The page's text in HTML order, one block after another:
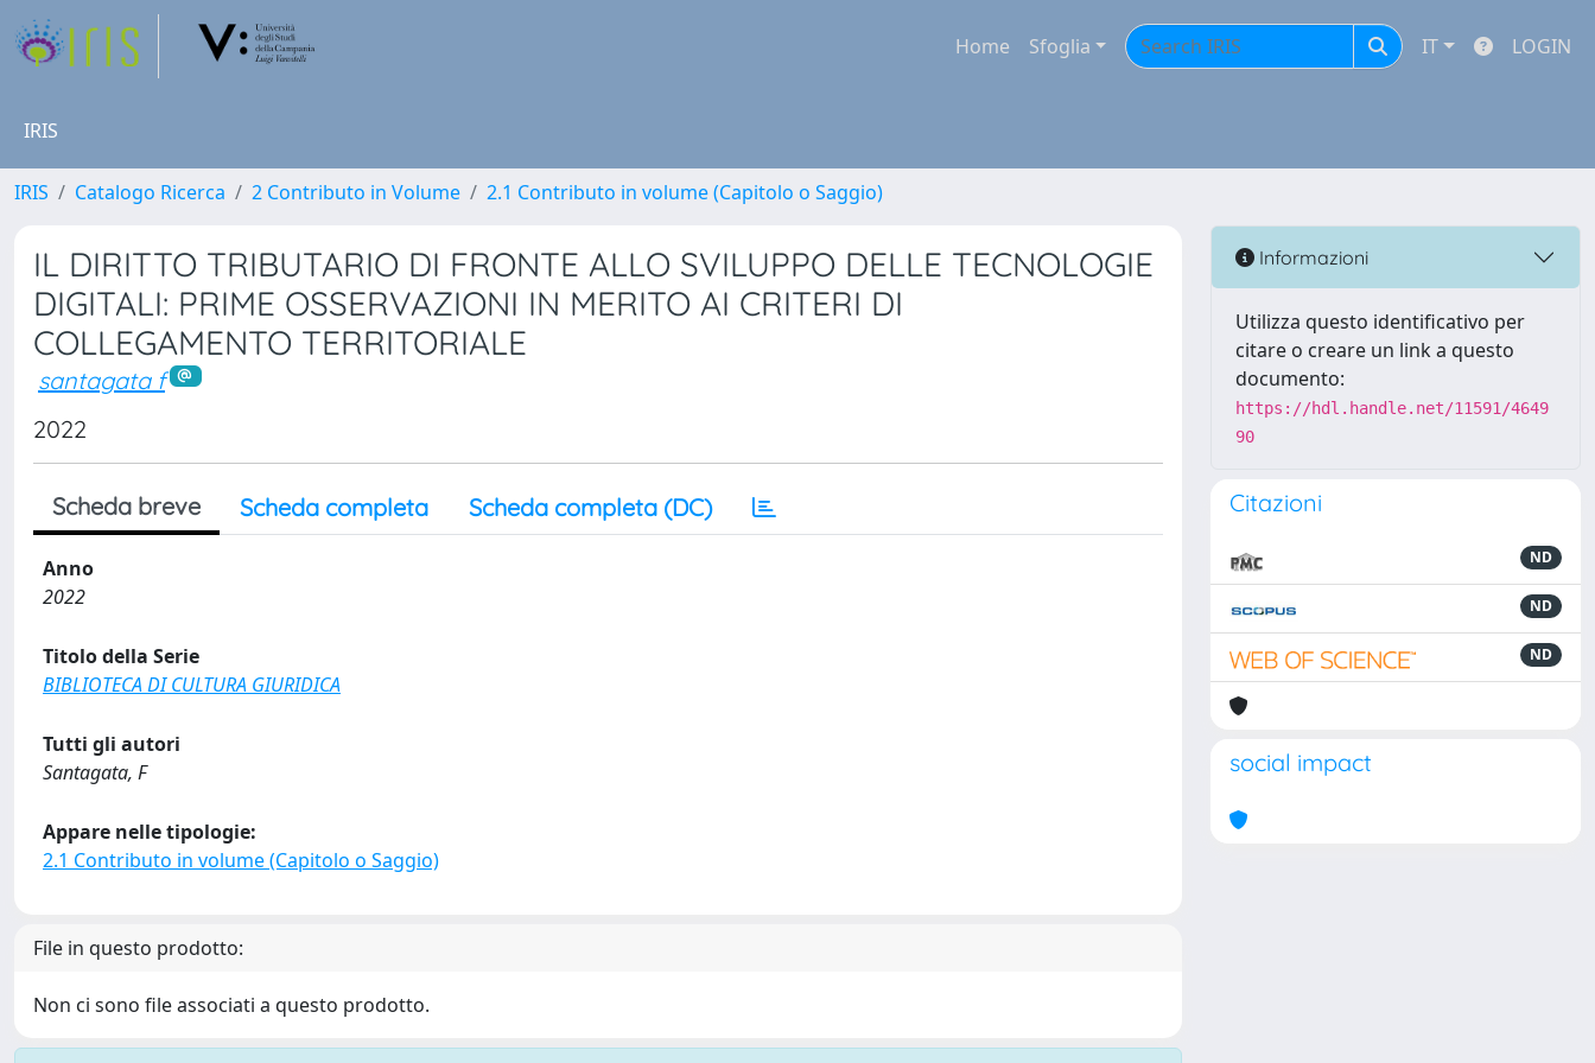
Home Sfoglia IT LOGIN
IRIS
IRIS Catalogo Ricerca 2 Contributo in Volume 2.1 Contributo in volume (Capitolo o Saggio)
IL DIRITTO TRIBUTARIO DI FRONTE ALLO SVILUPPO DELLE TECNOLOGIE
DIGITALI: PRIME OSSERVAZIONI IN MERITO AI CRITERI DI
COLLEGAMENTO TERRITORIALE
santagata f
2022
Scheda breve Scheda completa Scheda completa (DC)
Anno
2022
Titolo della Serie
BIBLIOTECA DI CULTURA GIURIDICA
Tutti gli autori
Santagata, F
Appare nelle tipologie:
2.1 Contributo in volume (Capitolo o Saggio)
File in questo prodotto:
Non ci sono file associati a questo prodotto.
Informazioni
Utilizza questo identificativo per
citare o creare un link a questo
documento:
https://hdl.handle.net/11591/4649
90
Citazioni
ND
ND
ND
social impact